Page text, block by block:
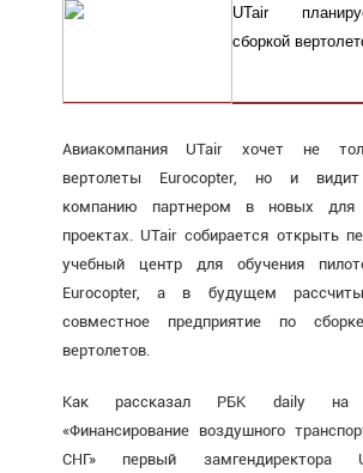
UTair
сборкой
Авиакомпания UTair хочет не
вертолеты Eurocopter, но и видит
компанию партнером в новых для
проектах. UTair собирается открыть
учебный центр для обучения
Eurocopter, а в будущем
совместное предприятие по
вертолетов.
Как рассказал РБК daily на
«Финансирование воздушного
СНГ» первый замгендиректора